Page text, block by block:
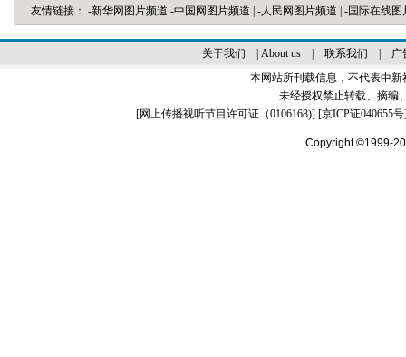
友情链接： -新华网图片频道 -中国网图片频道 -人民网图片频道 -国际在线
关于我们 |About us |联系我们
广
本网站所刊载信息，不代表中
未经授权禁止转载、摘编
[网上传播视听节目许可证（0106168)] [京ICP证040655号
Copyright ©1999-